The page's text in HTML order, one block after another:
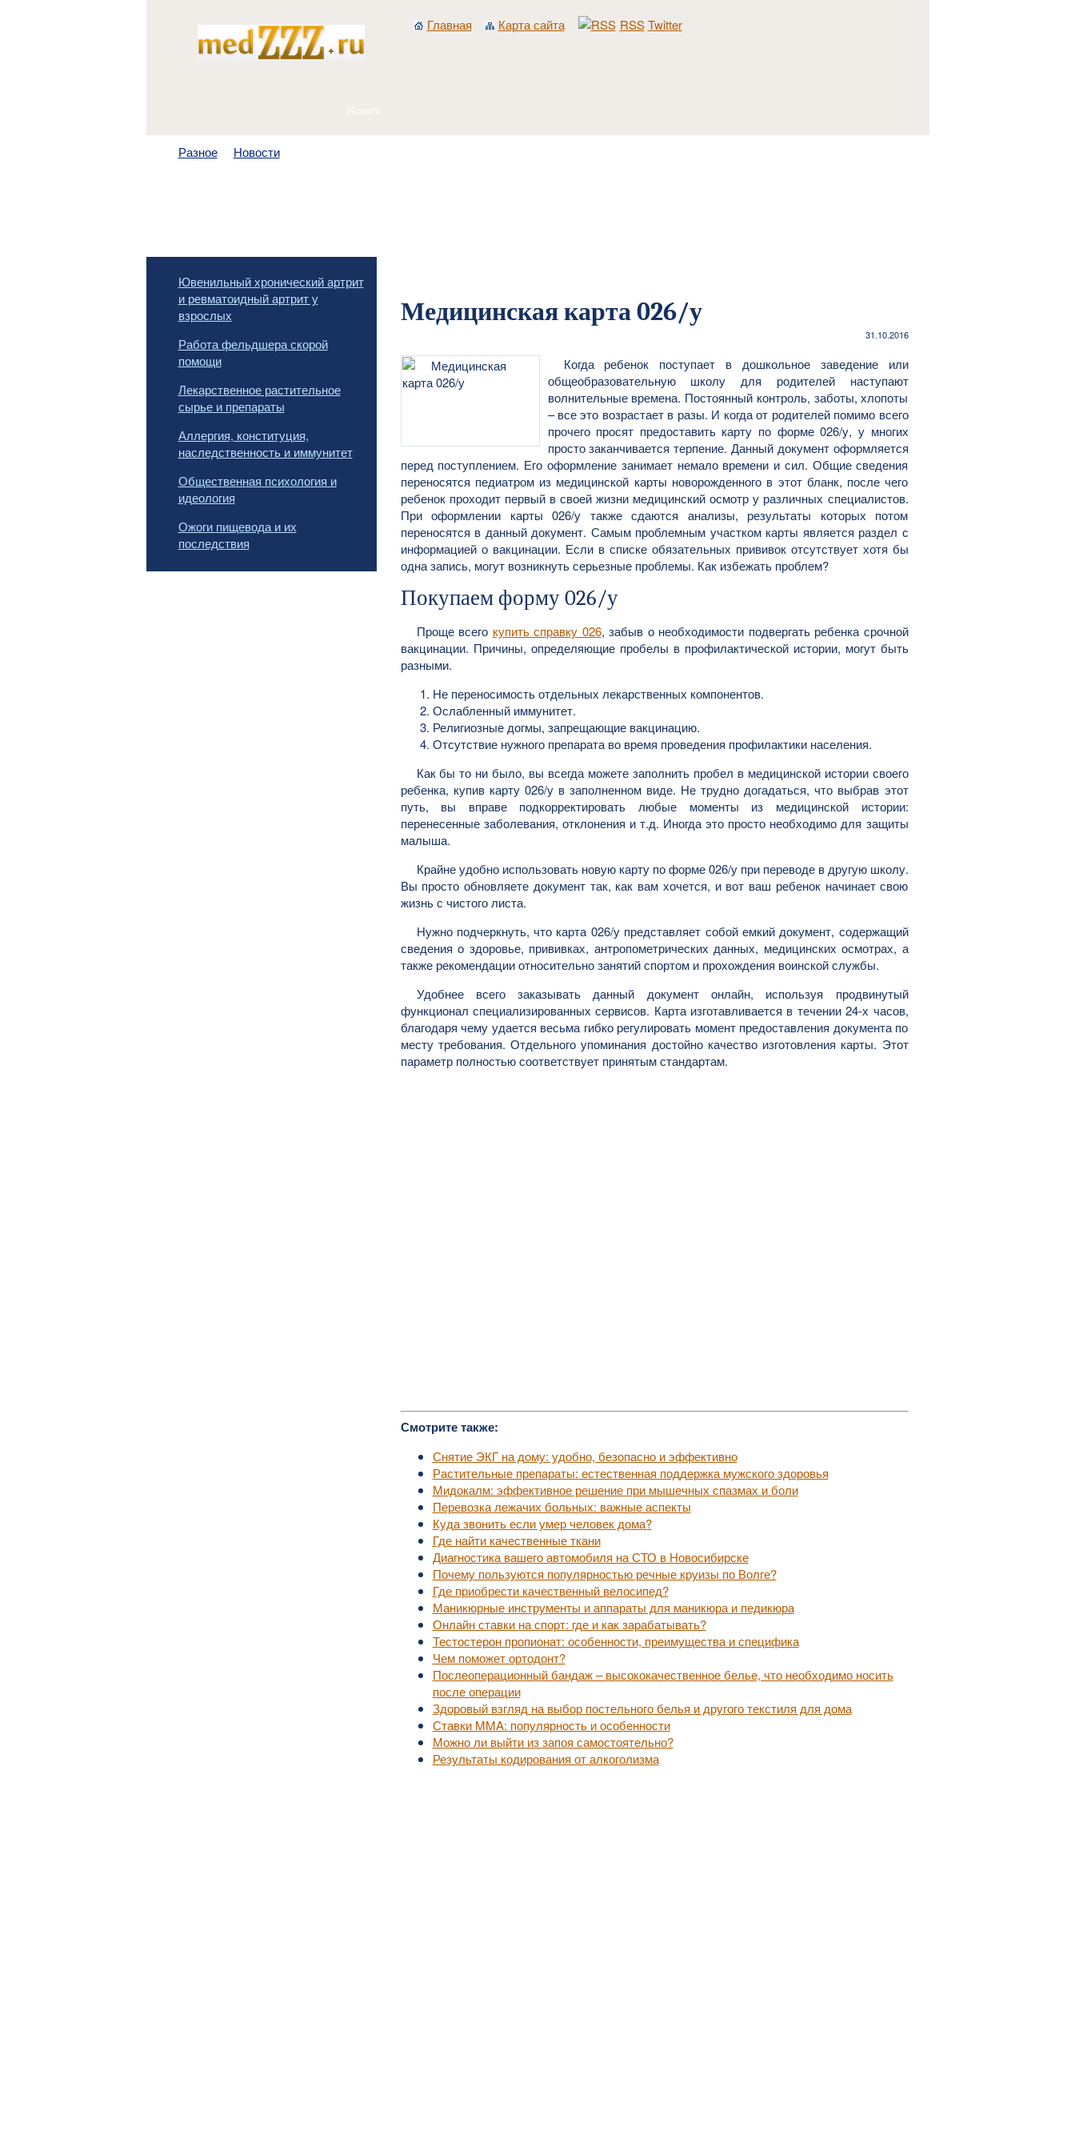
Главная Карта сайта RSS Twitter
Разное Новости
Ювенильный хронический артрит
и ревматоидный артрит у
взрослых
Работа фельдшера скорой
помощи
Лекарственное растительное
сырье и препараты
Аллергия, конституция,
наследственность и иммунитет
Общественная психология и
идеология
Ожоги пищевода и их
последствия
Медицинская карта 026/у
31.10.2016
Когда ребенок поступает в дошкольное заведение или
общеобразовательную школу для родителей наступают
волнительные времена. Постоянный контроль, заботы, хлопоты
– все это возрастает в разы. И когда от родителей помимо всего
прочего просят предоставить карту по форме 026/у, у многих
просто заканчивается терпение. Данный документ оформляется
перед поступлением. Его оформление занимает немало времени и сил. Общие сведения
переносятся педиатром из медицинской карты новорожденного в этот бланк, после чего
ребенок проходит первый в своей жизни медицинский осмотр у различных специалистов.
При оформлении карты 026/у также сдаются анализы, результаты которых потом
переносятся в данный документ. Самым проблемным участком карты является раздел с
информацией о вакцинации. Если в списке обязательных прививок отсутствует хотя бы
одна запись, могут возникнуть серьезные проблемы. Как избежать проблем?
Покупаем форму 026/у
Проще всего купить справку 026, забыв о необходимости подвергать ребенка срочной
вакцинации. Причины, определяющие пробелы в профилактической истории, могут быть
разными.
Не переносимость отдельных лекарственных компонентов.
Ослабленный иммунитет.
Религиозные догмы, запрещающие вакцинацию.
Отсутствие нужного препарата во время проведения профилактики населения.
Как бы то ни было, вы всегда можете заполнить пробел в медицинской истории своего
ребенка, купив карту 026/у в заполненном виде. Не трудно догадаться, что выбрав этот
путь, вы вправе подкорректировать любые моменты из медицинской истории:
перенесенные заболевания, отклонения и т.д. Иногда это просто необходимо для защиты
малыша.
Крайне удобно использовать новую карту по форме 026/у при переводе в другую школу.
Вы просто обновляете документ так, как вам хочется, и вот ваш ребенок начинает свою
жизнь с чистого листа.
Нужно подчеркнуть, что карта 026/у представляет собой емкий документ, содержащий
сведения о здоровье, прививках, антропометрических данных, медицинских осмотрах, а
также рекомендации относительно занятий спортом и прохождения воинской службы.
Удобнее всего заказывать данный документ онлайн, используя продвинутый
функционал специализированных сервисов. Карта изготавливается в течении 24-х часов,
благодаря чему удается весьма гибко регулировать момент предоставления документа по
месту требования. Отдельного упоминания достойно качество изготовления карты. Этот
параметр полностью соответствует принятым стандартам.
Смотрите также:
Снятие ЭКГ на дому: удобно, безопасно и эффективно
Растительные препараты: естественная поддержка мужского здоровья
Мидокалм: эффективное решение при мышечных спазмах и боли
Перевозка лежачих больных: важные аспекты
Куда звонить если умер человек дома?
Где найти качественные ткани
Диагностика вашего автомобиля на СТО в Новосибирске
Почему пользуются популярностью речные круизы по Волге?
Где приобрести качественный велосипед?
Маникюрные инструменты и аппараты для маникюра и педикюра
Онлайн ставки на спорт: где и как зарабатывать?
Тестостерон пропионат: особенности, преимущества и специфика
Чем поможет ортодонт?
Послеоперационный бандаж – высококачественное белье, что необходимо носить
после операции
Здоровый взгляд на выбор постельного белья и другого текстиля для дома
Ставки MMA: популярность и особенности
Можно ли выйти из запоя самостоятельно?
Результаты кодирования от алкоголизма